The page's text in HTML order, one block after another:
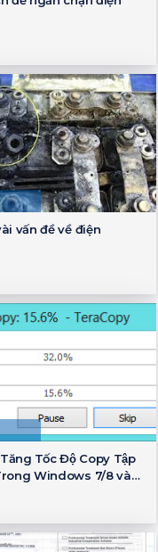
vấn đề về điện
Tốc Độ Copy Tập
Windows 7/8 và